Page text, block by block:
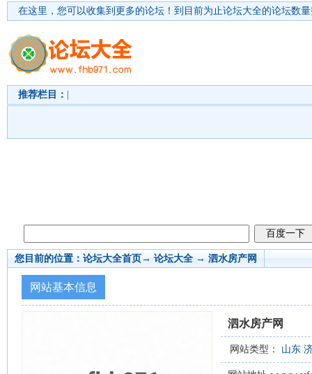
在这里，您可以收集到更多的论坛！ 到目前为止论坛大全的论坛数
推荐栏目：
您目前的位置： 论坛大全首页→ 论坛大全 → 泗水房产网
网站基本信息
泗水房产网
网站类型： 山东